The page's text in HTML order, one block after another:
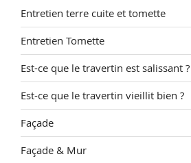
Entretien terre cuite et tomette
Entretien Tomette
Est-ce que le travertin est salissant ?
Est-ce que le travertin vieillit bien ?
Façade
Façade & Mur